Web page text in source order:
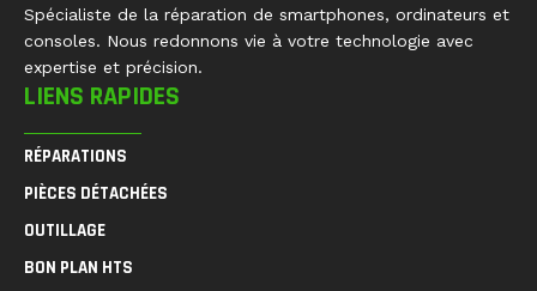
Spécialiste de la réparation de smartphones, ordinateurs et
consoles. Nous redonnons vie à votre technologie avec
expertise et précision.
LIENS RAPIDES
RÉPARATIONS
PIÈCES DÉTACHÉES
OUTILLAGE
BON PLAN HTS